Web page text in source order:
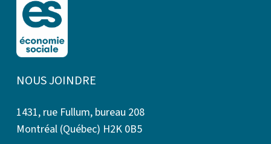
NOUS JOINDRE
1431, rue Fullum, bureau 208
Montréal (Québec) H2K 0B5